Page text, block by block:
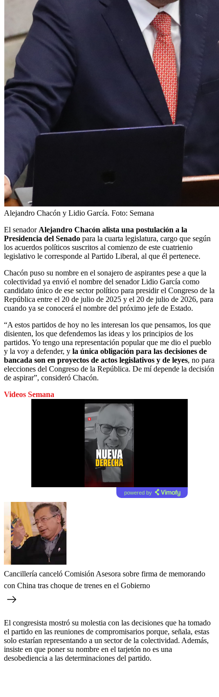
Alejandro Chacón y Lidio García. Foto: Semana
El senador Alejandro Chacón alista una postulación a la
Presidencia del Senado para la cuarta legislatura, cargo que según
los acuerdos políticos suscritos al comienzo de este cuatrienio
legislativo le corresponde al Partido Liberal, al que él pertenece.
Chacón puso su nombre en el sonajero de aspirantes pese a que la
colectividad ya envió el nombre del senador Lidio García como
candidato único de ese sector político para presidir el Congreso de la
República entre el 20 de julio de 2025 y el 20 de julio de 2026, para
cuando ya se conocerá el nombre del próximo jefe de Estado.
“A estos partidos de hoy no les interesan los que pensamos, los que
disienten, los que defendemos las ideas y los principios de los
partidos. Yo tengo una representación popular que me dio el pueblo
y la voy a defender, y la única obligación para las decisiones de
bancada son en proyectos de actos legislativos y de leyes, no para
elecciones del Congreso de la República. De mí depende la decisión
de aspirar”, consideró Chacón.
Videos Semana
powered by
Cancillería canceló Comisión Asesora sobre firma de memorando
con China tras choque de trenes en el Gobierno
El congresista mostró su molestia con las decisiones que ha tomado
el partido en las reuniones de compromisarios porque, señala, estas
solo estarían representando a un sector de la colectividad. Además,
insiste en que poner su nombre en el tarjetón no es una
desobediencia a las determinaciones del partido.